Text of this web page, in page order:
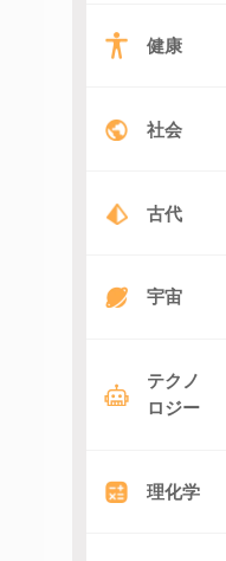
健康
社会
古代
宇宙
テクノ
ロジー
理化学